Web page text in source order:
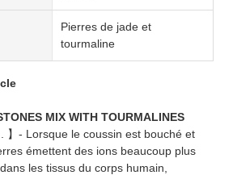
Pierres de jade et
tourmaline
MIX WITH TOURMALINES
. 】- Lorsque le coussin est bouché et
émettent des ions beaucoup plus
les tissus du corps humain,